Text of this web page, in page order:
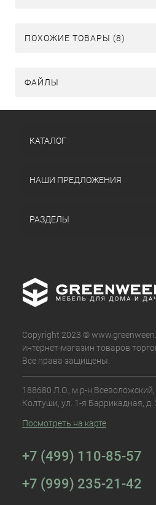
ПОХОЖИЕ ТОВАРЫ (8)
ФАЙЛЫ
КАТАЛОГ
НАШИ ПРЕДЛОЖЕНИЯ
РАЗДЕЛЫ
Copyright 2023 ©
интернет-магазин товаров
Все права защищены.
188680 Л.О., м.р-н Всеволожский,
Колтуши, ул. 1-я Баррикадная, д.
Посмотреть на карте
+7 (499) 110-85-57
+7 (999) 235-21-42